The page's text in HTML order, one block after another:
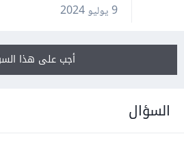
9 يوليو 2024
أجب على هذا
السؤال